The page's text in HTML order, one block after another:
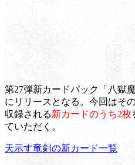
第27弾新カードパック「八獄
にリリースとなる。今回はそ
収録される新カードのうち2枚
ていただく。
天示す竜剣の新カード一覧